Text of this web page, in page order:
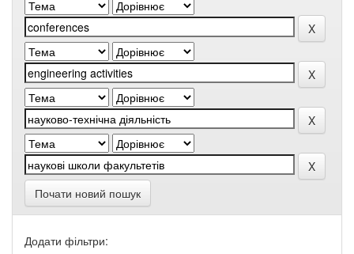
Почати новий пошук
Додати фільтри: